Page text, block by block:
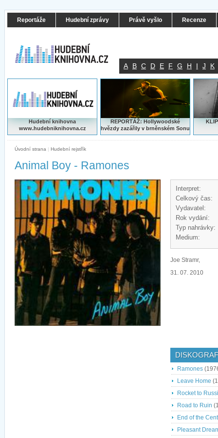
Reportáže Hudební zprávy Právě vyšlo Recenze
A B C D E F G H I J K
Hudební knihovna
www.hudebniknihovna.cz
REPORTÁŽ: Hollywoodské
hvězdy zazářily v brněnském Sonu
Úvodní strana | Hudební rejstřík
Animal Boy - Ramones
Interpret:
Celkový čas:
Vydavatel:
Rok vydání:
Typ nahrávky:
Medium:
Joe Stramr,
31. 07. 2010
Ramones
Leave Home
Rocket to
Road to Ruin
End of the
Pleasant